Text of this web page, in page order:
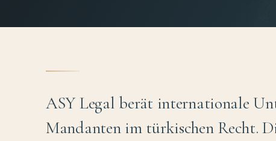
ASY Legal berät internationale
Mandanten im türkischen Recht.